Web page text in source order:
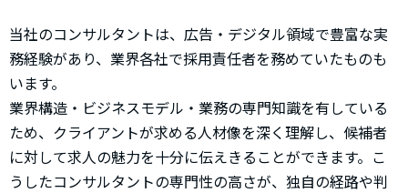
当社のコンサルタントは、広告・デジタル領域で豊富な実
務経験があり、業界各社で採用責任者を務めていたものも
います。
業界構造・ビジネスモデル・業務の専門知識を有している
ため、クライアントが求める人材像を深く理解し、候補者
に対して求人の魅力を十分に伝えきることができます。こ
うしたコンサルタントの専門性の高さが、独自の経路や判